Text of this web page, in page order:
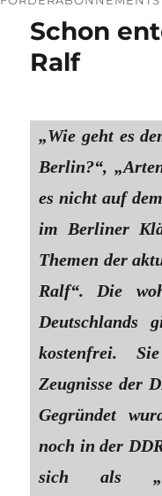
Schon
Ralf
„Wie geht es
Berlin?“,
es nicht auf
im Berliner
Themen der
Ralf“. Die
Deutschlands
kostenfrei.
Zeugnisse der
Gegründet
noch in der
sich als